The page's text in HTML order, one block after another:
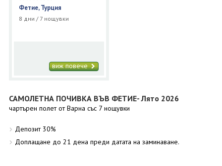
Фетие, Турция
8 дни / 7 нощувки
виж повече
САМОЛЕТНА ПОЧИВКА ВЪВ ФЕТИЕ- Лято 2026
чартърен полет от Варна със 7 нощувки
Депозит 30%
Доплащане до 21 дена преди датата на заминаване.